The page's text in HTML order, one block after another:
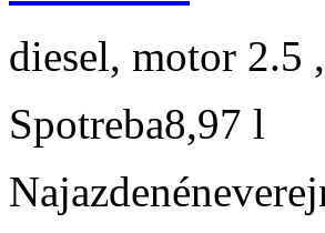
diesel, motor 2.5
Spotreba8,97 l
Najazdené